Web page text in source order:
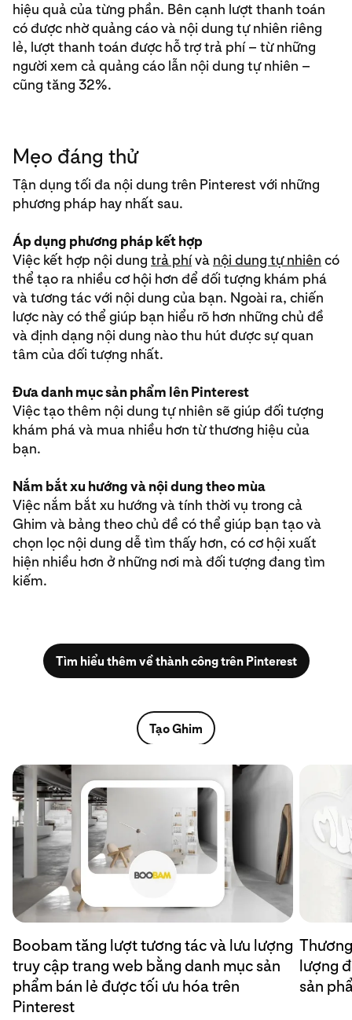
hiệu quả của từng phần. Bên cạnh lượt thanh toán
có được nhờ quảng cáo và nội dung tự nhiên riêng
lẻ, lượt thanh toán được hỗ trợ trả phí – từ những
người xem cả quảng cáo lẫn nội dung tự nhiên –
cũng tăng 32%.
Mẹo đáng thử
Tận dụng tối đa nội dung trên Pinterest với những
phương pháp hay nhất sau.
Áp dụng phương pháp kết hợp
Việc kết hợp nội dung trả phívà nội dung tự nhiên có
thể tạo ra nhiều cơ hội hơn để đối tượng khám phá
và tương tác với nội dung của bạn. Ngoài ra, chiến
lược này có thể giúp bạn hiểu rõ hơn những chủ đề
và định dạng nội dung nào thu hút được sự quan
tâm của đối tượng nhất.
Đưa danh mục sản phẩm lên Pinterest
Việc tạo thêm nội dung tự nhiên sẽ giúp đối tượng
khám phá và mua nhiều hơn từ thương hiệu của
bạn.
Nắm bắt xu hướng và nội dung theo mùa
Việc nắm bắt xu hướng và tính thời vụ trong cả
Ghim và bảng theo chủ đề có thể giúp bạn tạo và
chọn lọc nội dung dễ tìm thấy hơn, có cơ hội xuất
hiện nhiều hơn ở những nơi mà đối tượng đang tìm
kiếm.
Tìm hiểu thêm về thành công trên Pinterest
Tạo Ghim
Boobam tăng lượt tương tác và lưu lượng
truy cập trang web bằng danh mục sản
phẩm bán lẻ được tối ưu hóa trên
Pinterest
lượng
sản